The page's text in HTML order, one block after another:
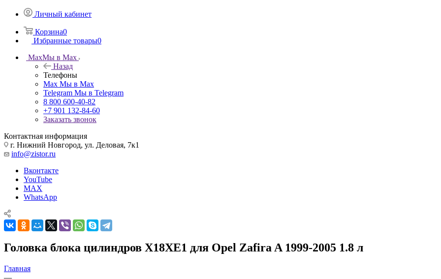
Личный кабинет
Корзина0
Избранные товары0
MaxМы в Max
Назад
Телефоны
Max Мы в Max
Telegram Мы в Telegram
8 800 600-40-82
+7 901 132-84-60
Заказать звонок
Контактная информация
г. Нижний Новгород, ул. Деловая, 7к1
info@zistor.ru
Вконтакте
YouTube
MAX
WhatsApp
Головка блока цилиндров X18XE1 для Opel Zafira A 1999-2005 1.8 л
Главная
—